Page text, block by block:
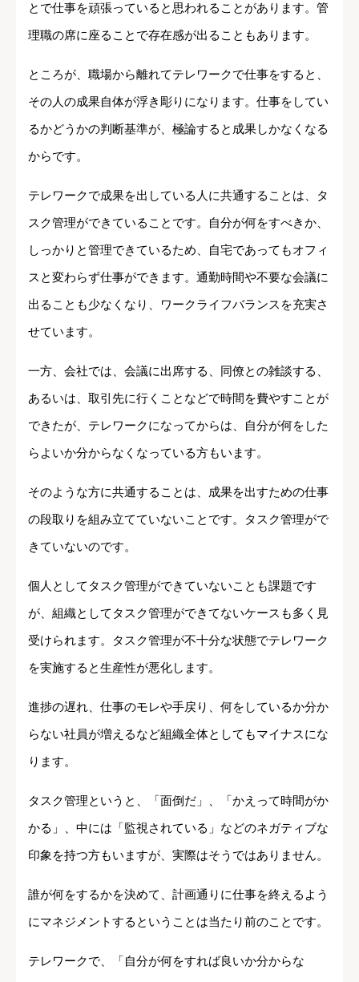
とで仕事を頑張っていると思われることがあります。管
理職の席に座ることで存在感が出ることもあります。
ところが、職場から離れてテレワークで仕事をすると、
その人の成果自体が浮き彫りになります。仕事をしてい
るかどうかの判断基準が、極論すると成果しかなくなる
からです。
テレワークで成果を出している人に共通することは、タ
スク管理ができていることです。自分が何をすべきか、
しっかりと管理できているため、自宅であってもオフィ
スと変わらず仕事ができます。通勤時間や不要な会議に
出ることも少なくなり、ワークライフバランスを充実さ
せています。
一方、会社では、会議に出席する、同僚との雑談する、
あるいは、取引先に行くことなどで時間を費やすことが
できたが、テレワークになってからは、自分が何をした
らよいか分からなくなっている方もいます。
そのような方に共通することは、成果を出すための仕事
の段取りを組み立てていないことです。タスク管理がで
きていないのです。
個人としてタスク管理ができていないことも課題です
が、組織としてタスク管理ができてないケースも多く見
受けられます。タスク管理が不十分な状態でテレワーク
を実施すると生産性が悪化します。
進捗の遅れ、仕事のモレや手戻り、何をしているか分か
らない社員が増えるなど組織全体としてもマイナスにな
ります。
タスク管理というと、「面倒だ」、「かえって時間がか
かる」、中には「監視されている」などのネガティブな
印象を持つ方もいますが、実際はそうではありません。
誰が何をするかを決めて、計画通りに仕事を終えるよう
にマネジメントするということは当たり前のことです。
テレワークで、「自分が何をすれば良いか分からな